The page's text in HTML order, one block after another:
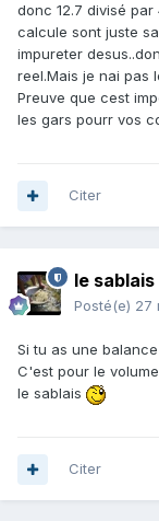
donc 12.7 divisé
calcule sont juste
impureter
reel.Mais je nai pas
Preuve que cest
les gars pourr vos
Citer
le sablais
Posté(e) 27
Si tu as une
C'est pour le
le sablais
Citer